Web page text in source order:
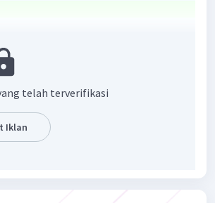
atau kecenderungan suatu
elektron dari atom lain.
bawah semakin berkurang.
semakin bertambah.
telah terverifikasi
Iklan